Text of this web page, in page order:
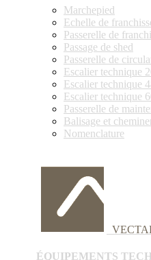
Marchepied
Echelle de
Passerelle de
Passage de shed
Passerelle de
Escalier technique
Escalier technique
Escalier technique
Passerelle de
Balisage et
Nomenclature
ÉQUIPEMENTS